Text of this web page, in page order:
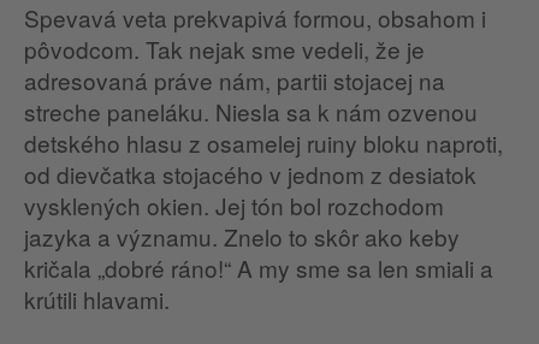
Spevavá veta prekvapivá formou, obsahom i
pôvodcom. Tak nejak sme vedeli, že je
adresovaná práve nám, partii stojacej na
streche paneláku. Niesla sa k nám ozvenou
detského hlasu z osamelej ruiny bloku naproti,
od dievčatka stojacého v jednom z desiatok
vysklených okien. Jej tón bol rozchodom
jazyka a významu. Znelo to skôr ako keby
kričala „dobré ráno!“ A my sme sa len smiali a
krútili hlavami.